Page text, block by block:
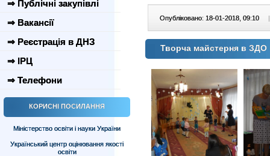
⇒ Публічні закупівлі
⇒ Вакансії
⇒ Реєстрація в ДНЗ
⇒ ІРЦ
⇒ Телефони
КОРИСНІ ПОСИЛАННЯ
Міністерство освіти і науки України
Український центр оцінювання якості
освіти
Опубліковано: 18-01-2018, 09:10
Творча майстерня в